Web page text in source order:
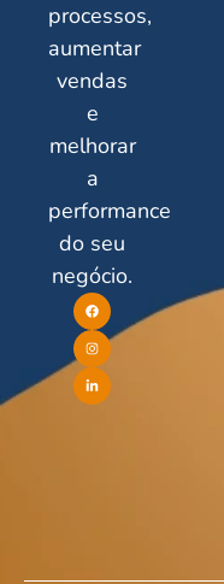
processos,
aumentar
vendas
e
melhorar
a
performance
do seu
negócio.